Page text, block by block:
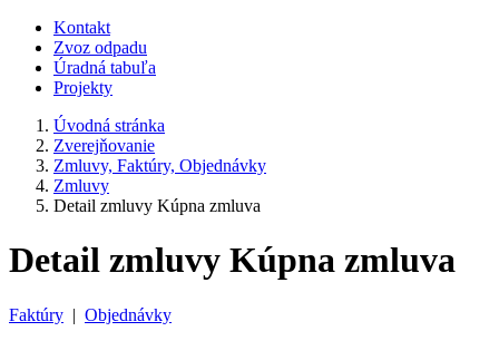
Kontakt
Zvoz odpadu
Úradná tabuľa
Projekty
Úvodná stránka
Zverejňovanie
Zmluvy, Faktúry, Objednávky
Zmluvy
Detail zmluvy Kúpna zmluva
Detail zmluvy Kúpna zmluva
Faktúry | Objednávky